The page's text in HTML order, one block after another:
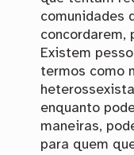
comunidades
concordarem,
Existem
termos como
enquanto
maneiras,
para quem